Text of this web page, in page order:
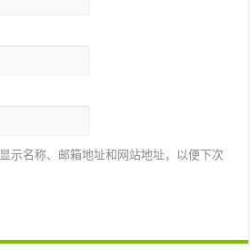
示名称、邮箱地址和网站地址，以便下次